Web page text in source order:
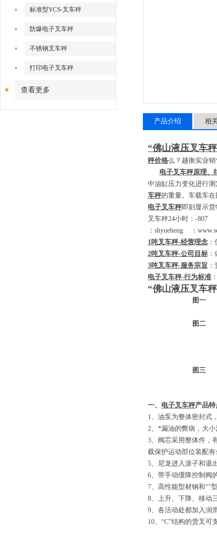
标准型YCS-叉车秤
防爆电子叉车秤
不锈钢叉车秤
打印电子叉车秤
查看更多
产品介绍 相
“佛山液压叉车
秤价格么？越衡实业
电子叉车秤原理、
中油缸压力变化进行
车秤的重量。车载车
电子叉车秤即刻显示
叉车秤24小时： -
： shyueheng ：
1吨叉车秤-经营理念
2吨叉车秤-公司目标
3吨叉车秤-服务宗旨
电子叉车秤-行为标准
“佛山液压叉车
图一
图二
图三
一、 电子叉车秤产品特
1、 油泵为整体密封式
2、 *漏油的弊病，大
3、 阀芯采用整体件，
载保护运动部位装配
5、 尼龙进入滚子和退
6、 带手动缓降控制阀
7、 高性能型材钢和“”
8、 上升、下降、移动
9、 各活动处都加入润
10、 “C”结构的货叉可